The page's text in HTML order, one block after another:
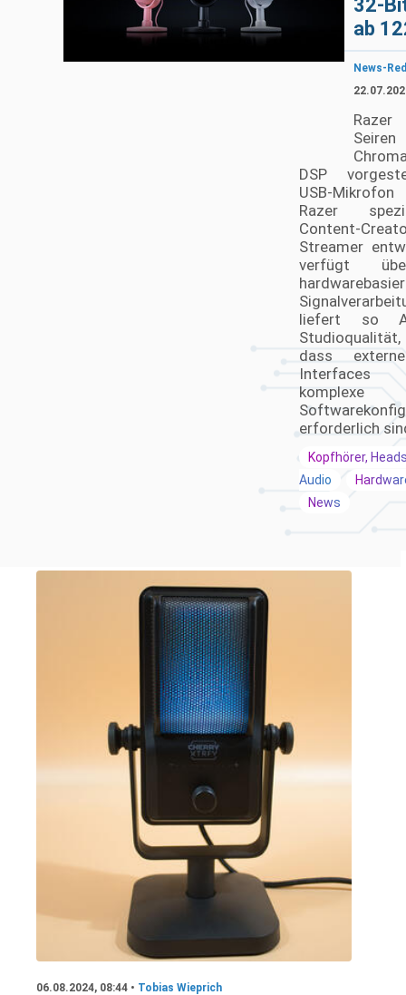
32-
ab
News-
DSP
USB-
Razer
Content-
Streamer
verfügt
liefert so
dass
komplexe
erforderlich
Kopfhörer,
Audio
News
06.08.2024, 08:44 • Tobias Wieprich